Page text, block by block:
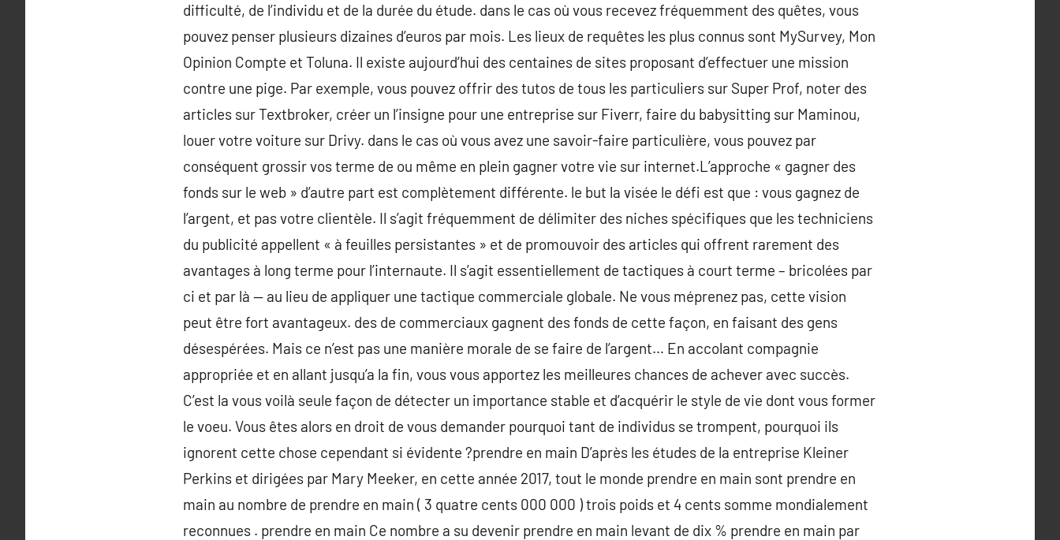
difficulté, de l’individu et de la durée du étude. dans le cas où vous recevez fréquemment des quêtes, vous
pouvez penser plusieurs dizaines d’euros par mois. Les lieux de requêtes les plus connus sont MySurvey, Mon
Opinion Compte et Toluna. Il existe aujourd’hui des centaines de sites proposant d’effectuer une mission
contre une pige. Par exemple, vous pouvez offrir des tutos de tous les particuliers sur Super Prof, noter des
articles sur Textbroker, créer un l’insigne pour une entreprise sur Fiverr, faire du babysitting sur Maminou,
louer votre voiture sur Drivy. dans le cas où vous avez une savoir-faire particulière, vous pouvez par
conséquent grossir vos terme de ou même en plein gagner votre vie sur internet.L’approche « gagner des
fonds sur le web » d’autre part est complètement différente. le but la visée le défi est que : vous gagnez de
l’argent, et pas votre clientèle. Il s’agit fréquemment de délimiter des niches spécifiques que les techniciens
du publicité appellent « à feuilles persistantes » et de promouvoir des articles qui offrent rarement des
avantages à long terme pour l’internaute. Il s’agit essentiellement de tactiques à court terme – bricolées par
ci et par là — au lieu de appliquer une tactique commerciale globale. Ne vous méprenez pas, cette vision
peut être fort avantageux. des de commerciaux gagnent des fonds de cette façon, en faisant des gens
désespérées. Mais ce n’est pas une manière morale de se faire de l’argent… En accolant compagnie
appropriée et en allant jusqu’a la fin, vous vous apportez les meilleures chances de achever avec succès.
C’est la vous voilà seule façon de détecter un importance stable et d’acquérir le style de vie dont vous former
le voeu. Vous êtes alors en droit de vous demander pourquoi tant de individus se trompent, pourquoi ils
ignorent cette chose cependant si évidente ?prendre en main D’après les études de la entreprise Kleiner
Perkins et dirigées par Mary Meeker, en cette année 2017, tout le monde prendre en main sont prendre en
main au nombre de prendre en main ( 3 quatre cents 000 000 ) trois poids et 4 cents somme mondialement
reconnues . prendre en main Ce nombre a su devenir prendre en main levant de dix % prendre en main par